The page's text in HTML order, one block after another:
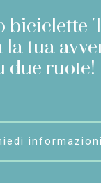
biciclette
la tua
due ruote!
informazioni